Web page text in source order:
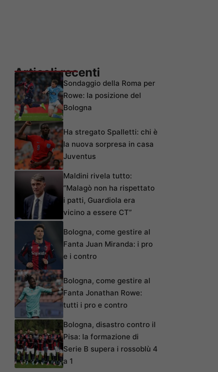
Articoli recenti
Sondaggio della Roma per
Rowe: la posizione del
Bologna
Ha stregato Spalletti: chi è
la nuova sorpresa in casa
Juventus
Maldini rivela tutto:
“Malagò non ha rispettato
i patti, Guardiola era
vicino a essere CT”
Bologna, come gestire al
Fanta Juan Miranda: i pro
e i contro
Bologna, come gestire al
Fanta Jonathan Rowe:
tutti i pro e contro
Bologna, disastro contro il
Pisa: la formazione di
Serie B supera i rossoblù 4
a 1